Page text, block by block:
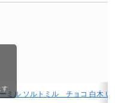
ミル ソルトミル チョコ 白木
す